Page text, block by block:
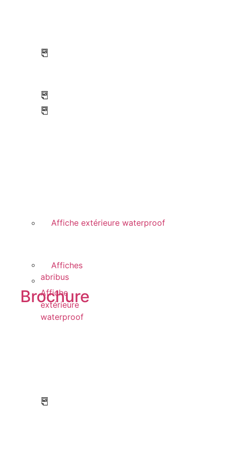
Affiches
abribus
Brochure
Affiche
extérieure
waterproof
Affiche extérieure waterproof